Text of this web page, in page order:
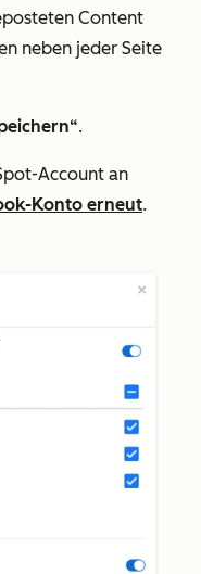
Content
neben jeder Seite
.
Account an
Konto erneut.